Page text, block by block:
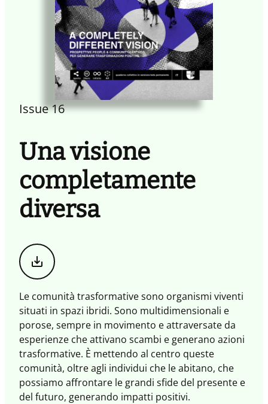
Issue 16
Una visione
completamente
diversa
Scarica
il
magazine
Le comunità trasformative sono organismi viventi
situati in spazi ibridi. Sono multidimensionali e
porose, sempre in movimento e attraversate da
esperienze che attivano scambi e generano azioni
trasformative. È mettendo al centro queste
comunità, oltre agli individui che le abitano, che
possiamo affrontare le grandi sfide del presente e
del futuro, generando impatti positivi.